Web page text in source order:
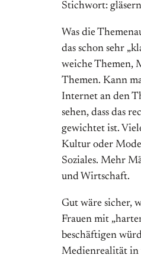
Stichwort:
Was die
das schon sehr
weiche Themen,
Themen. Kann
Internet an den
sehen, dass das
gewichtet ist.
Kultur oder
Soziales. Mehr
und Wirtschaft.
Gut wäre sicher,
Frauen mit
beschäftigen
Medienrealität in